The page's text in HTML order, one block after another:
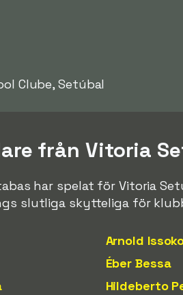
Clube, Setúbal
från Vitoria
har spelat för Vitoria
slutliga skytteliga för
Arnold
Éber Bessa
Hildeberto